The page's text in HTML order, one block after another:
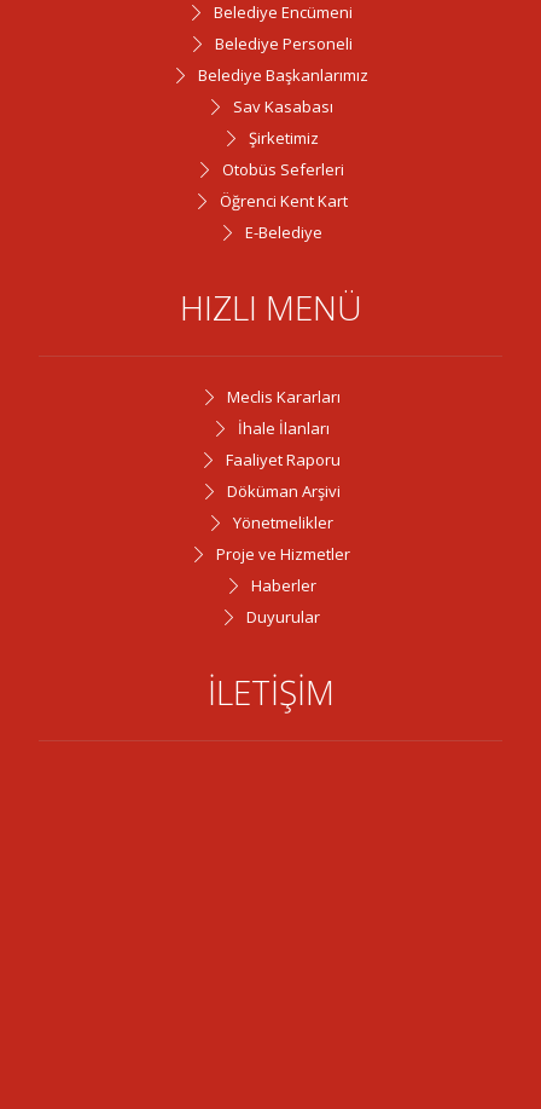
Belediye Encümeni
Belediye Personeli
Belediye Başkanlarımız
Sav Kasabası
Şirketimiz
Otobüs Seferleri
Öğrenci Kent Kart
E-Belediye
HIZLI MENÜ
Meclis Kararları
İhale İlanları
Faaliyet Raporu
Döküman Arşivi
Yönetmelikler
Proje ve Hizmetler
Haberler
Duyurular
İLETİŞİM